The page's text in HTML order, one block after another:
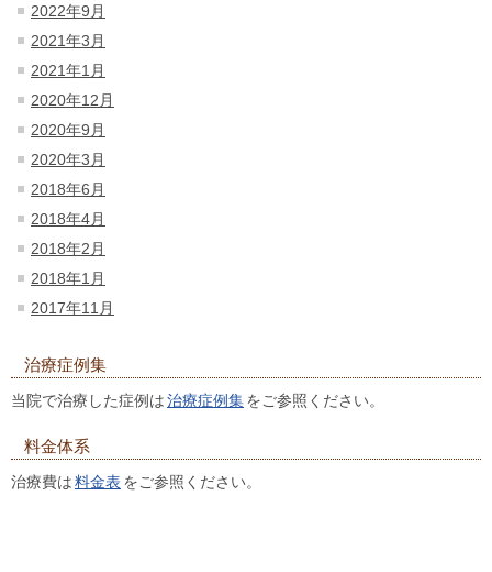
2022年9月
2021年3月
2021年1月
2020年12月
2020年9月
2020年3月
2018年6月
2018年4月
2018年2月
2018年1月
2017年11月
治療症例集
当院で治療した症例は治療症例集をご参照ください。
料金体系
治療費は料金表 をご参照ください。